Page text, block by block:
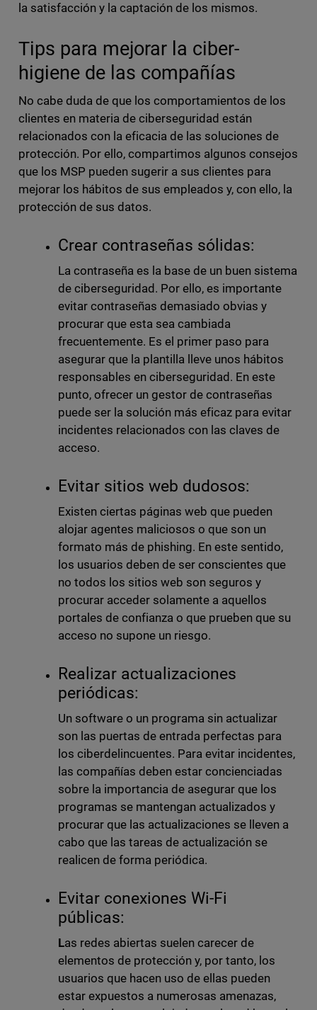
la satisfacción y la captación de los mismos.
Tips para mejorar la ciber-
higiene de las compañías
No cabe duda de que los comportamientos de los
clientes en materia de ciberseguridad están
relacionados con la eficacia de las soluciones de
protección. Por ello, compartimos algunos consejos
que los MSP pueden sugerir a sus clientes para
mejorar los hábitos de sus empleados y, con ello, la
protección de sus datos.
Crear contraseñas sólidas:
La contraseña es la base de un buen sistema
de ciberseguridad. Por ello, es importante
evitar contraseñas demasiado obvias y
procurar que esta sea cambiada
frecuentemente. Es el primer paso para
asegurar que la plantilla lleve unos hábitos
responsables en ciberseguridad. En este
punto, ofrecer un gestor de contraseñas
puede ser la solución más eficaz para evitar
incidentes relacionados con las claves de
acceso.
Evitar sitios web dudosos:
Existen ciertas páginas web que pueden
alojar agentes maliciosos o que son un
formato más de phishing. En este sentido,
los usuarios deben de ser conscientes que
no todos los sitios web son seguros y
procurar acceder solamente a aquellos
portales de confianza o que prueben que su
acceso no supone un riesgo.
Realizar actualizaciones
periódicas:
Un software o un programa sin actualizar
son las puertas de entrada perfectas para
los ciberdelincuentes. Para evitar incidentes,
las compañías deben estar concienciadas
sobre la importancia de asegurar que los
programas se mantengan actualizados y
procurar que las actualizaciones se lleven a
cabo que las tareas de actualización se
realicen de forma periódica.
Evitar conexiones Wi-Fi
públicas:
Las redes abiertas suelen carecer de
elementos de protección y, por tanto, los
usuarios que hacen uso de ellas pueden
estar expuestos a numerosas amenazas,